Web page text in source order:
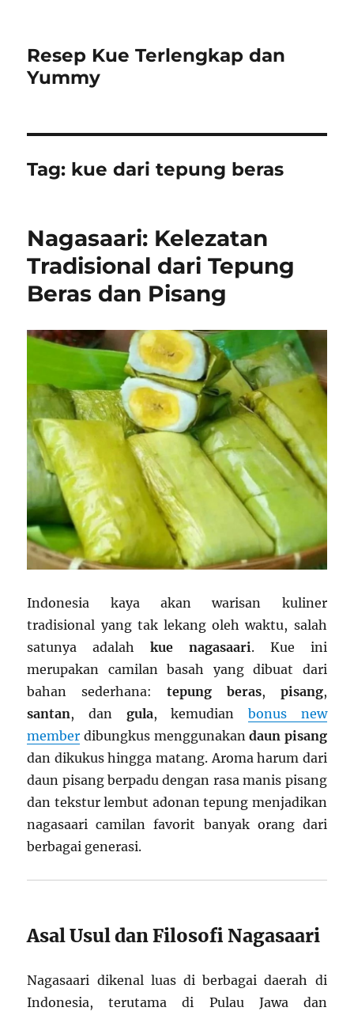
Resep Kue Terlengkap dan
Yummy
Tag: kue dari tepung beras
Nagasaari: Kelezatan
Tradisional dari Tepung
Beras dan Pisang
Indonesia kaya akan warisan kuliner
tradisional yang tak lekang oleh waktu, salah
satunya adalahkue nagasaari. Kue ini
merupakan camilan basah yang dibuat dari
bahan sederhana: tepung beras, pisang,
santan, dan gula, kemudian bonus new
member dibungkus menggunakandaun pisang
dan dikukus hingga matang. Aroma harum dari
daun pisang berpadu dengan rasa manis pisang
dan tekstur lembut adonan tepung menjadikan
nagasaari camilan favorit banyak orang dari
berbagai generasi.
Asal Usul dan Filosofi Nagasaari
Nagasaari dikenal luas di berbagai daerah di
Indonesia, terutama di Pulau Jawa dan